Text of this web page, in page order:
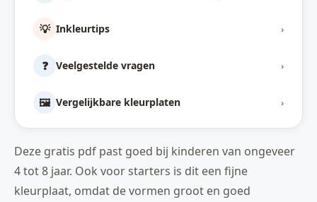
💡 Inkleurtips ›
❓ Veelgestelde vragen ›
🖼️ Vergelijkbare kleurplaten ›
Deze gratis pdf past goed bij kinderen van ongeveer
4 tot 8 jaar. Ook voor starters is dit een fijne
kleurplaat, omdat de vormen groot en goed